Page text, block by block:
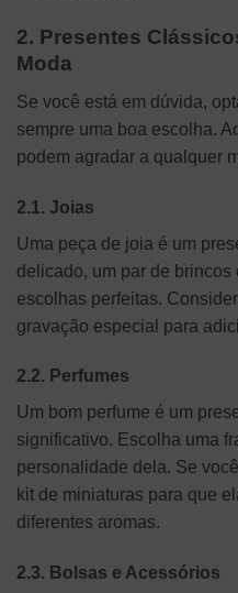
2. Presentes
Moda
Se você está em dúvida,
sempre uma boa escolha.
podem agradar a qualquer
2.1. Joias
Uma peça de joia é um
delicado, um par de
escolhas perfeitas.
gravação especial para
2.2. Perfumes
Um bom perfume é um
significativo. Escolha uma
personalidade dela. Se
kit de miniaturas para que
diferentes aromas.
2.3. Bolsas e Acessórios